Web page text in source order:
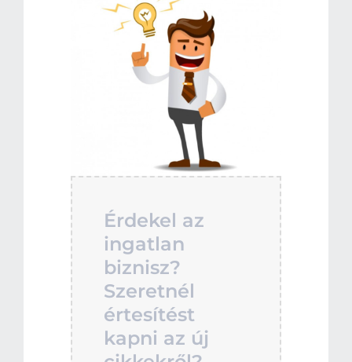
Érdekel az
ingatlan
biznisz?
Szeretnél
értesítést
kapni az új